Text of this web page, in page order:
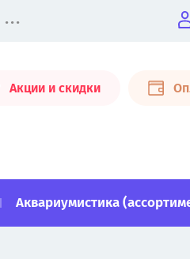
...
Акции и скидки
Аквариумистика